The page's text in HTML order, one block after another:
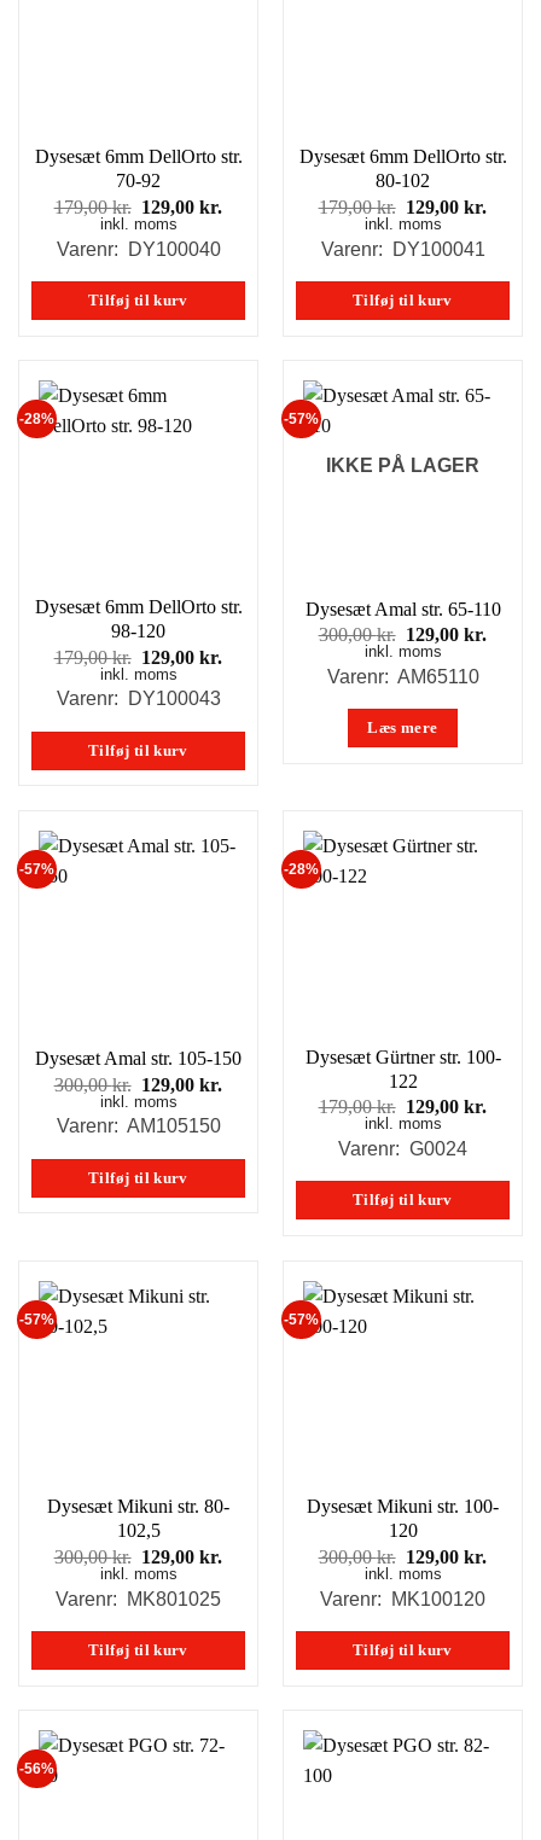
Dysesæt 6mm DellOrto str.
70-92
179,00kr. Den
oprindelige
pris
179,00 kr..
129,00kr.
129,00 kr..
inkl. moms
Varenr: DY100040
Tilføj til kurv
Dysesæt 6mm DellOrto str.
80-102
179,00kr. Den
oprindelige
pris
179,00 kr..
129,00kr.
inkl. moms
Varenr: DY100041
Tilføj til kurv
-28%
Dysesæt 6mm DellOrto str.
98-120
179,00kr. Den
oprindelige
pris
179,00 kr..
129,00kr.
129,00 kr..
inkl. moms
Varenr: DY100043
Tilføj til kurv
-57%
IKKE PÅ LAGER
Dysesæt Amal str. 65-110
300,00kr. Den
oprindelige
pris
300,00 kr..
129,00kr.
inkl. moms
Varenr: AM65110
Læs mere
-57%
Dysesæt Amal str. 105-150
300,00kr. Den
oprindelige
pris
300,00 kr..
129,00kr.
129,00 kr..
inkl. moms
Varenr: AM105150
Tilføj til kurv
-28%
Dysesæt Gürtner str. 100-
122
179,00kr. Den
oprindelige
pris
179,00 kr..
129,00kr.
inkl. moms
Varenr: G0024
Tilføj til kurv
-57%
Dysesæt Mikuni str. 80-
102,5
300,00kr. Den
oprindelige
pris
300,00 kr..
129,00kr.
129,00 kr..
inkl. moms
Varenr: MK801025
Tilføj til kurv
-57%
Dysesæt Mikuni str. 100-
120
300,00kr. Den
oprindelige
pris
300,00 kr..
129,00kr.
inkl. moms
Varenr: MK100120
Tilføj til kurv
-56%